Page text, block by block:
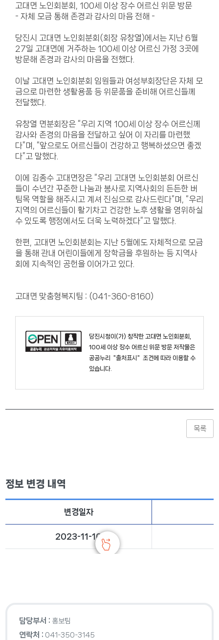
고대면 노인회분회, 100세 이상 장수 어르신 위문 방문
- 자체 모금 통해 존경과 감사의 마음 전해 -
당진시 고대면 노인회분회(회장 유창열)에서는 지난 6월
27일 고대면에 거주하는 100세 이상 어르신 가정 3곳에
방문해 존경과 감사의 마음을 전했다.
이날 고대면 노인회분회 임원들과 여성부회장단은 자체 모
금으로 마련한 생활용품 등 위문품을 준비해 어르신들께
전달했다.
유창열 면분회장은 “우리 지역 100세 이상 장수 어르신께
감사와 존경의 마음을 전달하고 싶어 이 자리를 마련했
다”며, “앞으로도 어르신들이 건강하고 행복하셨으면 좋겠
다”고 말했다.
이에 김종수 고대면장은 “우리 고대면 노인회분회 어르신
들이 수년간 꾸준한 나눔과 봉사로 지역사회의 든든한 버
팀목 역할을 해주시고 계셔 진심으로 감사드린다”며, “우리
지역의 어르신들이 활기차고 건강한 노후 생활을 영위하실
수 있도록 행정에서도 더욱 노력하겠다”고 말했다.
한편, 고대면 노인회분회는 지난 5월에도 자체적으로 모금
을 통해 관내 어린이들에게 장학금을 후원하는 등 지역사
회에 지속적인 공헌을 이어가고 있다.
고대면 맞춤형복지팀 : (041-360-8160)
당진시청이(가) 창작한 고대면 노인회분회,
100세 이상 장수 어르신 위문 방문 저작물은
공공누리
"출처표시"
조건에 따라 이용할 수
있습니다.
목록
정보 변경 내역
변경일자
2023-11-10
담당부서 : 홍보팀
연락처 : 041-350-3145